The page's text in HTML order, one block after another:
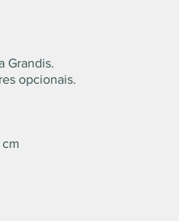
Grandis.
opcionais.